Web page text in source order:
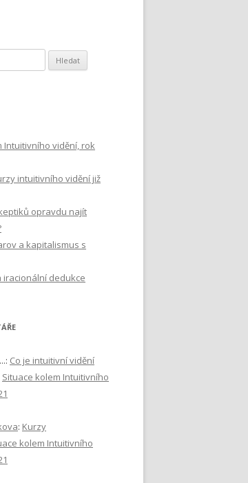
Intuitivního vidění, rok
intuitivního vidění již
opravdu najít
a kapitalismus s
iracionální dedukce
: Co je intuitivní vidění
Situace kolem Intuitivního
: Kurzy
kolem Intuitivního